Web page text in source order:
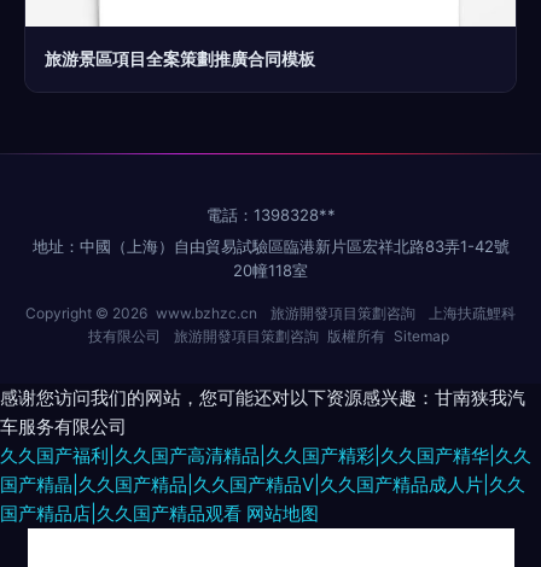
旅游景區項目全案策劃推廣合同模板
電話：1398328**
地址：中國（上海）自由貿易試驗區臨港新片區宏祥北路83弄1-42號
20幢118室
Copyright © 2026 www.bzhzc.cn 旅游開發項目策劃咨詢
上海扶疏鯉科
技有限公司
旅游開發項目策劃咨詢 版權所有 Sitemap
感谢您访问我们的网站，您可能还对以下资源感兴趣：甘南狭我汽
车服务有限公司
久久国产福利|久久国产高清精品|久久国产精彩|久久国产精华|久久
国产精晶|久久国产精品|久久国产精品V|久久国产精品成人片|久久
国产精品店|久久国产精品观看 网站地图